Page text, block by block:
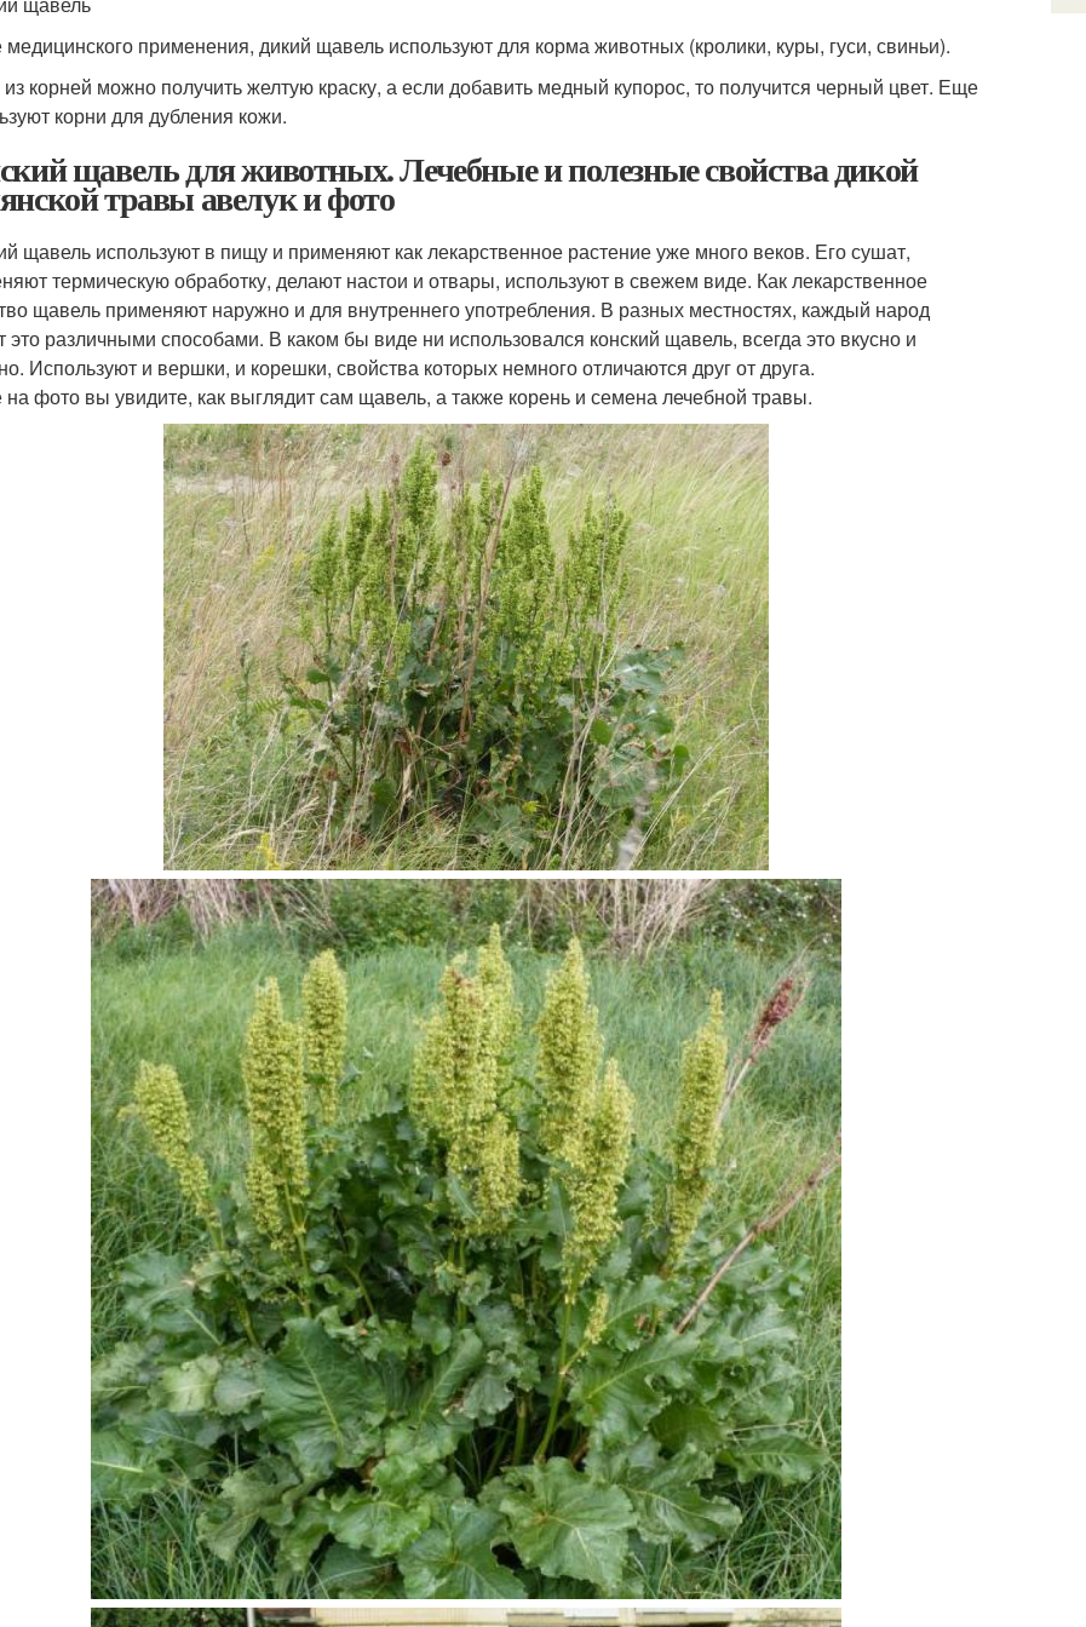
применения, дикий щавель используют для корма животных (кролики, куры, гуси, свиньи).
корней можно получить желтую краску, а если добавить медный купорос, то получится черный цвет. Еще
корни для дубления кожи.
щавель для животных. Лечебные и полезные свойства дикой
травы авелук и фото
щавель используют в пищу и применяют как лекарственное растение уже много веков. Его сушат,
термическую обработку, делают настои и отвары, используют в свежем виде. Как лекарственное
щавель применяют наружно и для внутреннего употребления. В разных местностях, каждый народ
это различными способами. В каком бы виде ни использовался конский щавель, всегда это вкусно и
Используют и вершки, и корешки, свойства которых немного отличаются друг от друга.
фото вы увидите, как выглядит сам щавель, а также корень и семена лечебной травы.